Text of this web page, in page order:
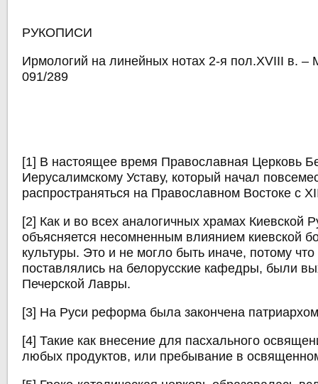
РУКОПИСИ
Ирмологий на линейных нотах 2-я пол.XVIII в. –
091/289
[1] В настоящее время Православная Церковь
Иерусалимскому Уставу, который начал
распространяться на Православном Востоке с
[2] Как и во всех аналогичных храмах Киевской
объясняется несомненным влиянием киевской
культуры. Это и не могло быть иначе, потому
поставлялись на белорусские кафедры, были
Печерской Лавры.
[3] На Руси реформа была закончена
[4] Такие как внесение для пасхального
любых продуктов, или пребывание в